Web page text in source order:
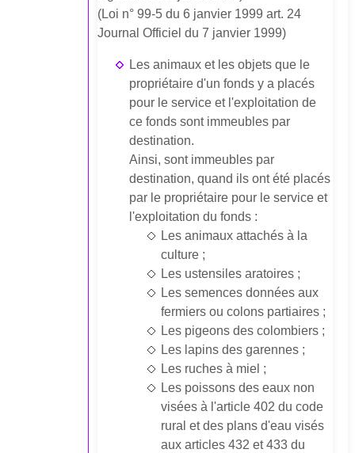
(Loi n° 99-5 du 6 janvier 1999 art. 24
Journal Officiel du 7 janvier 1999)
Les animaux et les objets que le
propriétaire d'un fonds y a placés
pour le service et l'exploitation de
ce fonds sont immeubles par
destination.
Ainsi, sont immeubles par
destination, quand ils ont été placés
par le propriétaire pour le service et
l'exploitation du fonds :
Les animaux attachés à la
culture ;
Les ustensiles aratoires ;
Les semences données aux
fermiers ou colons partiaires ;
Les pigeons des colombiers ;
Les lapins des garennes ;
Les ruches à miel ;
Les poissons des eaux non
visées à l'article 402 du code
rural et des plans d'eau visés
aux articles 432 et 433 du